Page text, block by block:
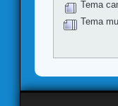
Tema
Tema